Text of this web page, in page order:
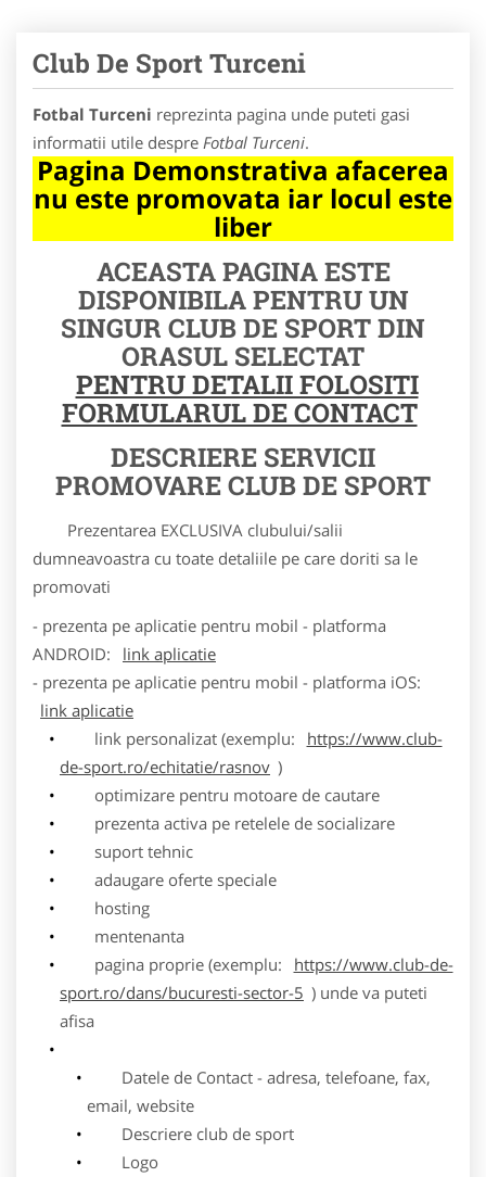
Club De Sport Turceni
Fotbal Turceni reprezinta pagina unde puteti gasi
informatii utile despre Fotbal Turceni.
Pagina Demonstrativa afacerea
nu este promovata iar locul este
liber
ACEASTA PAGINA ESTE
DISPONIBILA PENTRU UN
SINGUR CLUB DE SPORT DIN
ORASUL SELECTAT
PENTRU DETALII FOLOSITI
FORMULARUL DE CONTACT
DESCRIERE SERVICII
PROMOVARE CLUB DE SPORT
Prezentarea EXCLUSIVA clubului/salii
dumneavoastra cu toate detaliile pe care doriti sa le
promovati
- prezenta pe aplicatie pentru mobil - platforma
ANDROID:
link aplicatie
- prezenta pe aplicatie pentru mobil - platforma iOS:
link aplicatie
link personalizat (exemplu:
https://www.club-
de-sport.ro/echitatie/rasnov )
optimizare pentru motoare de cautare
prezenta activa pe retelele de socializare
suport tehnic
adaugare oferte speciale
hosting
mentenanta
pagina proprie (exemplu:
https://www.club-de-
sport.ro/dans/bucuresti-sector-5 ) unde va puteti
afisa
Datele de Contact - adresa, telefoane, fax,
email, website
Descriere club de sport
Logo